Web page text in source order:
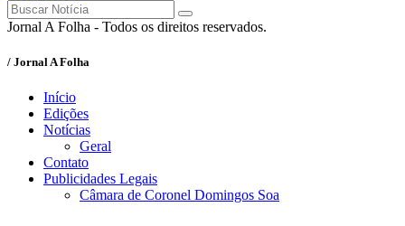
Jornal A Folha - Todos os direitos reservados.
/ Jornal A Folha
Início
Edições
Notícias
Geral
Contato
Publicidades Legais
Câmara de Coronel Domingos Soa